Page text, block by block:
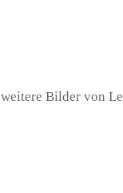
weitere Bilder von